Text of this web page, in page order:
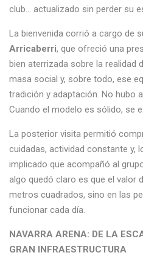
club… actualizado sin perder su
La bienvenida corrió a cargo de
Arricaberri, que ofreció una
bien aterrizada sobre la realidad
masa social y, sobre todo, ese
tradición y adaptación. No hubo
Cuando el modelo es sólido, se
La posterior visita permitió
cuidadas, actividad constante y,
implicado que acompañó al
algo quedó claro es que el valor
metros cuadrados, sino en las
funcionar cada día.
NAVARRA ARENA: DE LA
GRAN INFRAESTRUCTURA